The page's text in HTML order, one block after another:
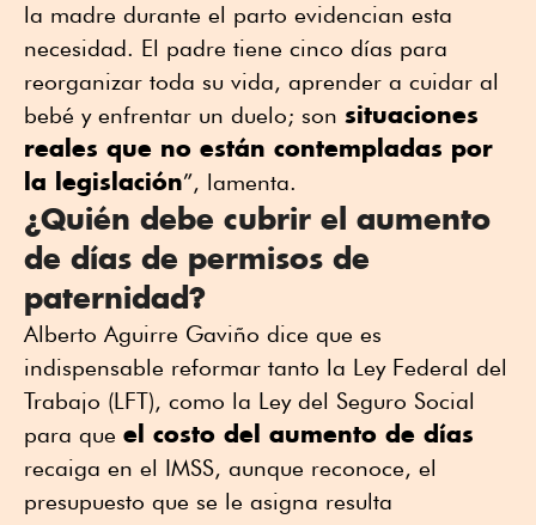
la madre durante el parto evidencian esta
necesidad. El padre tiene cinco días para
reorganizar toda su vida, aprender a cuidar al
bebé y enfrentar un duelo; son situaciones
reales que no están contempladas por
la legislación”, lamenta.
¿Quién debe cubrir el aumento
de días de permisos de
paternidad?
Alberto Aguirre Gaviño dice que es
indispensable reformar tanto la Ley Federal del
Trabajo (LFT), como la Ley del Seguro Social
para que el costo del aumento de días
recaiga en el IMSS, aunque reconoce, el
presupuesto que se le asigna resulta